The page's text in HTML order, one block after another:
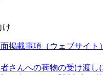
け
掲載事項（ウェブサイト
さんへの荷物の受け渡し